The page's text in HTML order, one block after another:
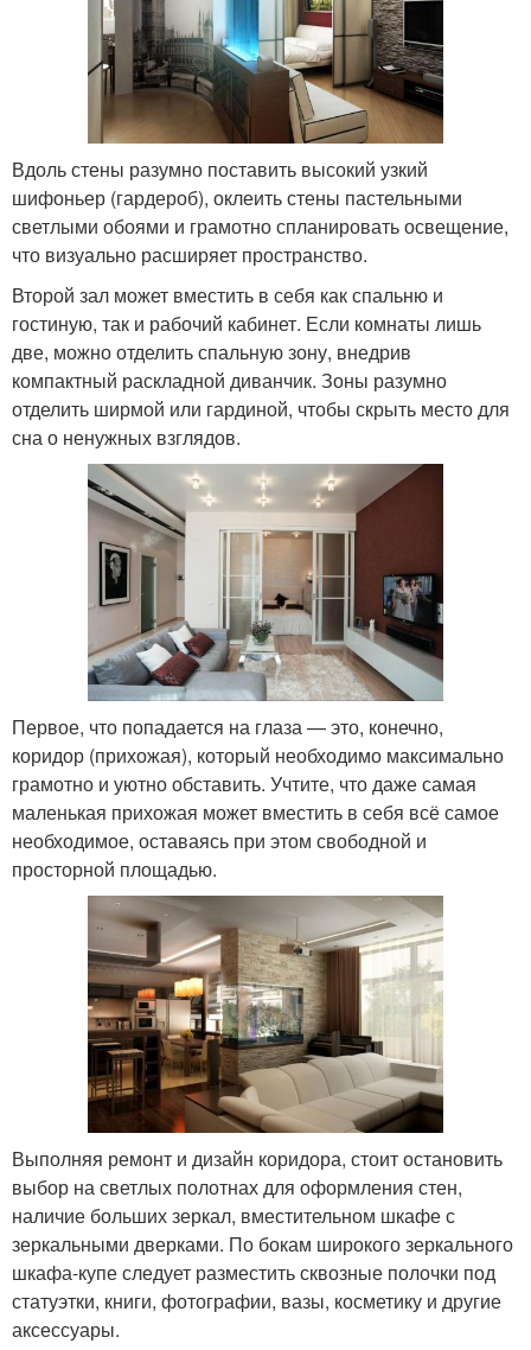
Вдоль стены разумно поставить высокий узкий
шифоньер (гардероб), оклеить стены пастельными
светлыми обоями и грамотно спланировать освещение,
что визуально расширяет пространство.
Второй зал может вместить в себя как спальню и
гостиную, так и рабочий кабинет. Если комнаты лишь
две, можно отделить спальную зону, внедрив
компактный раскладной диванчик. Зоны разумно
отделить ширмой или гардиной, чтобы скрыть место для
сна о ненужных взглядов.
Первое, что попадается на глаза — это, конечно,
коридор (прихожая), который необходимо максимально
грамотно и уютно обставить. Учтите, что даже самая
маленькая прихожая может вместить в себя всё самое
необходимое, оставаясь при этом свободной и
просторной площадью.
Выполняя ремонт и дизайн коридора, стоит остановить
выбор на светлых полотнах для оформления стен,
наличие больших зеркал, вместительном шкафе с
зеркальными дверками. По бокам широкого зеркального
шкафа-купе следует разместить сквозные полочки под
статуэтки, книги, фотографии, вазы, косметику и другие
аксессуары.